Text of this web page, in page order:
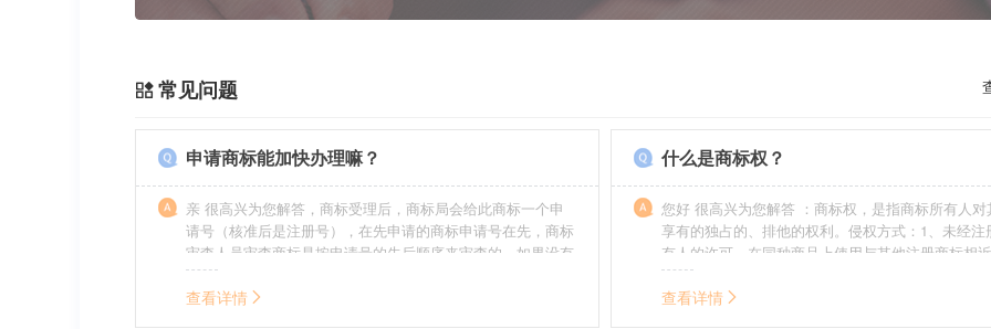
常见问题
申请商标能加快办理嘛？
亲 很高兴为您解答，商标受理后，商标局会给此商标一个申
请号（核准后是注册号），在先申请的商标申请号在先，商标
审查人员审查商标是按申请号的先后顺序来审查的，如果没有
特殊情况（受理案件需要，被异议等），不会延迟也不会提
前。
查看详情
什么是商标权？
您好 很高兴为您解答 ：商标权，是指商标所有人
享有的独占的、排他的权利。侵权方式：1、未经注
有人的许可，在同种商品上使用与其他注册商标相
的商标。2、销售明知是假冒注册商标的商品。3、
制造他人注册商标标识或者销售伪造、擅自制造的
查看详情